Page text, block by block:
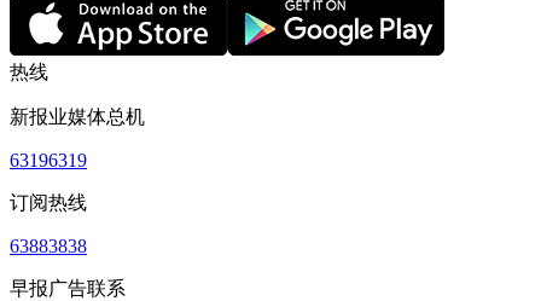
热线
新报业媒体总机
63196319
订阅热线
63883838
早报广告联系